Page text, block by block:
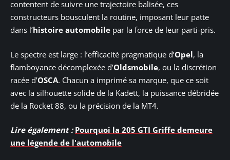
contentent de suivre une trajectoire balisée, ces
constructeurs bousculent la routine, imposant leur patte
dans l’histoire automobile par la force de leur parti-pris.
Le spectre est large : l’efficacité pragmatique d’Opel, la
flamboyance décomplexée d’Oldsmobile, ou la discrétion
racée d’OSCA. Chacun a imprimé sa marque, que ce soit
avec la silhouette solide de la Kadett, la puissance débridée
de la Rocket 88, ou la précision de la MT4.
Lire également : Pourquoi la 205 GTI Griffe demeure
une légende de l'automobile